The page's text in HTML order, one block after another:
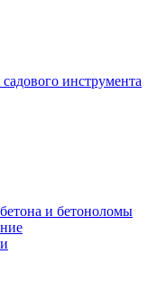
инструмента
и бетоноломы